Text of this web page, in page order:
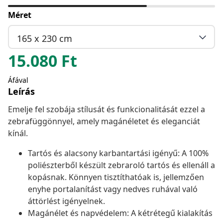
Méret
165 x 230 cm
15.080 Ft
Áfával
Leírás
Emelje fel szobája stílusát és funkcionalitását ezzel a
zebrafüggönnyel, amely magánéletet és eleganciát
kínál.
Tartós és alacsony karbantartási igényű: A 100%
poliészterből készült zebraroló tartós és ellenáll a
kopásnak. Könnyen tisztíthatóak is, jellemzően
enyhe portalanítást vagy nedves ruhával való
áttörlést igényelnek.
Magánélet és napvédelem: A kétrétegű kialakítás